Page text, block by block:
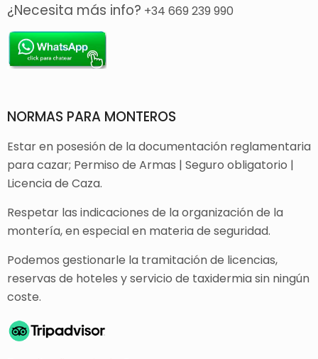
¿Necesita más info? +34 669 239 990
NORMAS PARA MONTEROS
Estar en posesión de la documentación reglamentaria
para cazar; Permiso de Armas | Seguro obligatorio |
Licencia de Caza.
Respetar las indicaciones de la organización de la
montería, en especial en materia de seguridad.
Podemos gestionarle la tramitación de licencias,
reservas de hoteles y servicio de taxidermia sin ningún
coste.